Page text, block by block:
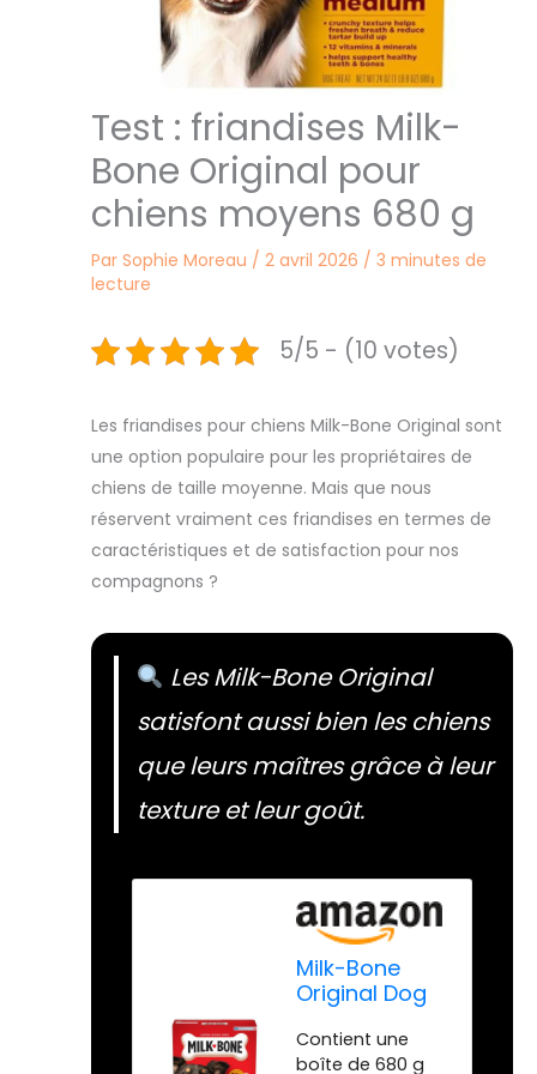
Test : friandises Milk-
Bone Original pour
chiens moyens 680 g
Par Sophie Moreau / 2 avril 2026 / 3 minutes de
lecture
5/5 - (10 votes)
Les friandises pour chiens Milk-Bone Original sont
une option populaire pour les propriétaires de
chiens de taille moyenne. Mais que nous
réservent vraiment ces friandises en termes de
caractéristiques et de satisfaction pour nos
compagnons ?
Les Milk-Bone Original
satisfont aussi bien les chiens
que leurs maîtres grâce à leur
texture et leur goût.
Milk-Bone
Original Dog
pour Chiens
Contient une
boîte de 680 g